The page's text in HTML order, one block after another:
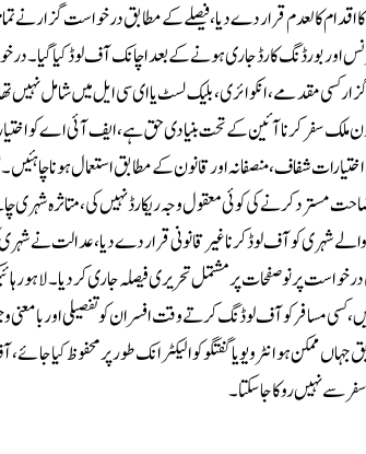
کالعدم قرار دے دیا، فیصلے کے مطابق درخواست گزار نے
اور بورڈنگ کارڈ جاری ہونے کے بعد اچانک آف لوڈ کیا
مقدمے، انکوائری، بلیک لسٹ یا ای سی ایل میں شامل نہیں
ملک سفر کرنا آئین کے تحت بنیادی حق ہے، ایف آئی اے کو
اختیارات شفاف، منصفانہ اور قانون کے مطابق استعمال ہونا
کرنے کی کوئی معقول وجہ ریکارڈ نہیں کی، متاثرہ شہری
کو آف لوڈ کرنا غیر قانونی قرار دے دیا، عدالت نے شہری کو
پر نو صفحات پر مشتمل تحریری فیصلہ جاری کردیا۔لاہور
مسافرکوآف لوڈنگ کرتے وقت افسران کو تفصیلی اور بامعنی
ممکن ہوانٹرویو یا گفتگو کو الیکٹرانک طور پر محفوظ کیا
سے نہیں روکا جا سکتا۔